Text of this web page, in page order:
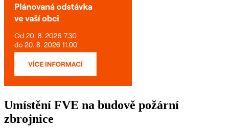
Umístění FVE na budově požární
zbrojnice